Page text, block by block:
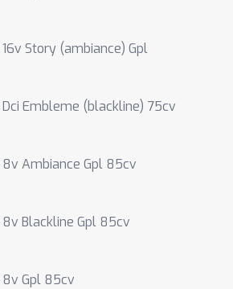
16v Story (ambiance) Gpl
Dci Embleme (blackline) 75cv
8v Ambiance Gpl 85cv
8v Blackline Gpl 85cv
8v Gpl 85cv